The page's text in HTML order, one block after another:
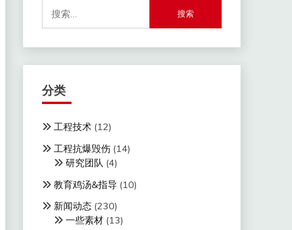
索：
分类
工程技术(12)
工程抗爆毁伤(14)
研究团队 (4)
教育鸡汤&指导 (10)
新闻动态(230)
一些素材(13)